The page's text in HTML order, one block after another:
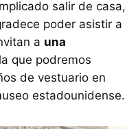
salir de casa,
poder asistir a
a una
que podremos
de vestuario en
estadounidense.